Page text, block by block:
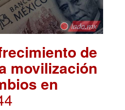
de
movilización
en